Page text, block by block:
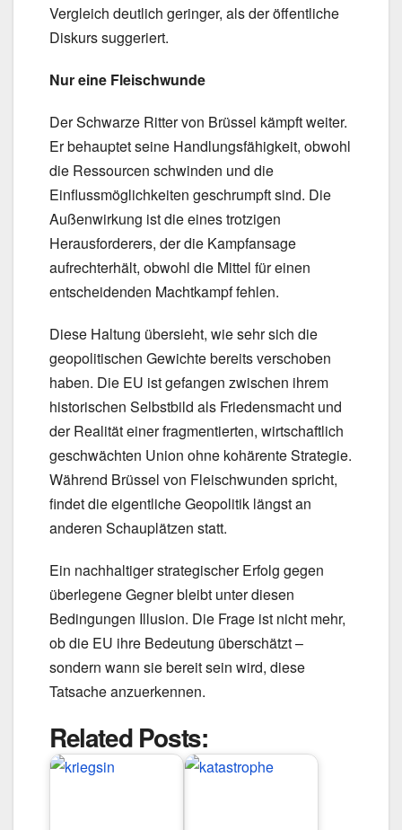
Vergleich deutlich geringer, als der öffentliche
Diskurs suggeriert.
Nur eine Fleischwunde
Der Schwarze Ritter von Brüssel kämpft weiter.
Er behauptet seine Handlungsfähigkeit, obwohl
die Ressourcen schwinden und die
Einflussmöglichkeiten geschrumpft sind. Die
Außenwirkung ist die eines trotzigen
Herausforderers, der die Kampfansage
aufrechterhält, obwohl die Mittel für einen
entscheidenden Machtkampf fehlen.
Diese Haltung übersieht, wie sehr sich die
geopolitischen Gewichte bereits verschoben
haben. Die EU ist gefangen zwischen ihrem
historischen Selbstbild als Friedensmacht und
der Realität einer fragmentierten, wirtschaftlich
geschwächten Union ohne kohärente Strategie.
Während Brüssel von Fleischwunden spricht,
findet die eigentliche Geopolitik längst an
anderen Schauplätzen statt.
Ein nachhaltiger strategischer Erfolg gegen
überlegene Gegner bleibt unter diesen
Bedingungen Illusion. Die Frage ist nicht mehr,
ob die EU ihre Bedeutung überschätzt –
sondern wann sie bereit sein wird, diese
Tatsache anzuerkennen.
Related Posts: